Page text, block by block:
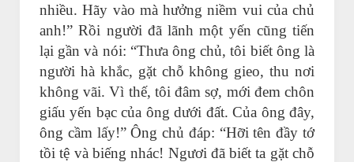
nhiều. Hãy vào mà hưởng niềm vui của chủ
anh!” Rồi người đã lãnh một yến cũng tiến
lại gần và nói: “Thưa ông chủ, tôi biết ông là
người hà khắc, gặt chỗ không gieo, thu nơi
không vãi. Vì thế, tôi đâm sợ, mới đem chôn
giấu yến bạc của ông dưới đất. Của ông đây,
ông cầm lấy!” Ông chủ đáp: “Hỡi tên đầy tớ
tồi tệ và biếng nhác! Ngươi đã biết ta gặt chỗ